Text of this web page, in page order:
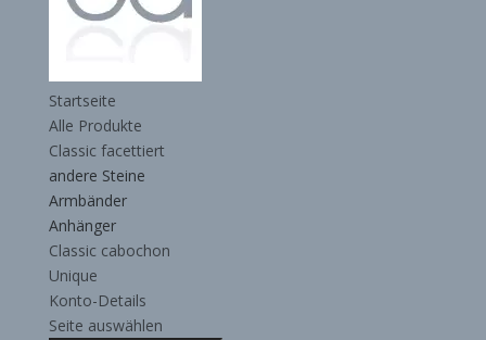
Startseite
Alle Produkte
Classic facettiert
andere Steine
Armbänder
Anhänger
Classic cabochon
Unique
Konto-Details
Seite auswählen